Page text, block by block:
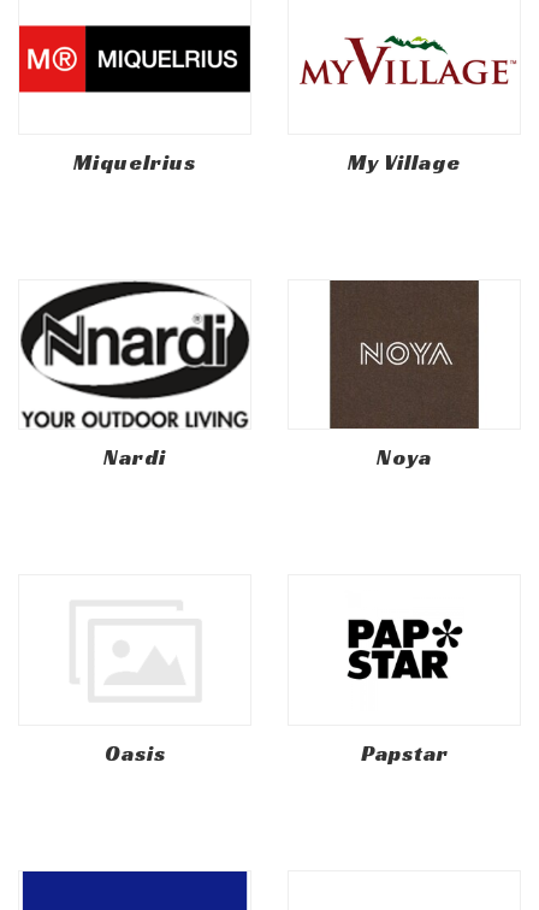
Miquelrius My Village
Nardi Noya
Oasis Papstar